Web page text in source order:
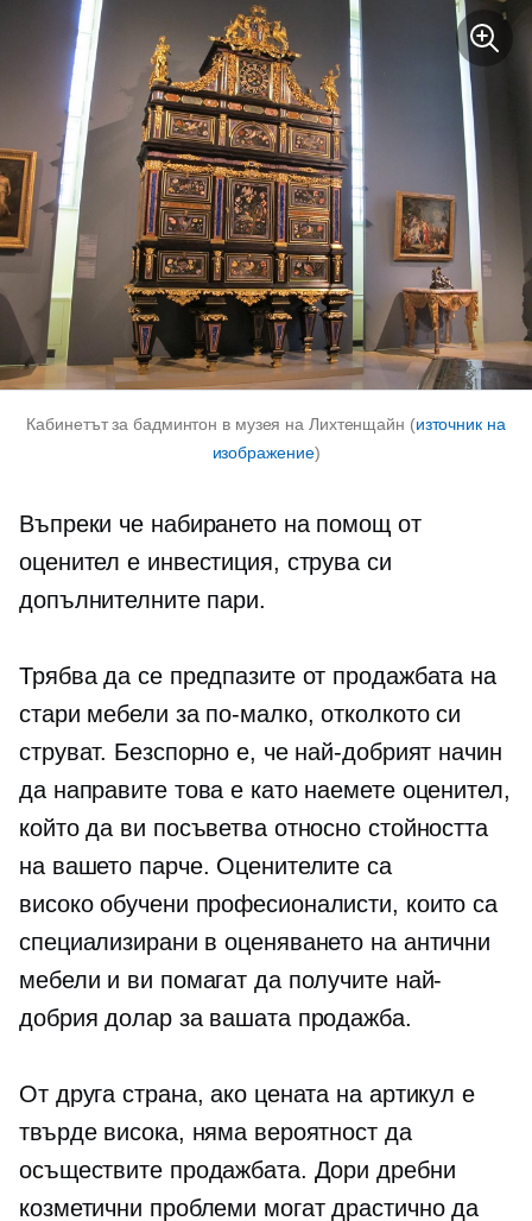
Кабинетът за бадминтон в музея на Лихтенщайн (източник на
изображение)
Въпреки че набирането на помощ от
оценител е инвестиция, струва си
допълнителните пари.
Трябва да се предпазите от продажбата на
стари мебели за по-малко, отколкото си
струват. Безспорно е, че най-добрият начин
да направите това е като наемете оценител,
който да ви посъветва относно стойността
на вашето парче. Оценителите са
високо обучени професионалисти, които са
специализирани в оценяването на антични
мебели и ви помагат да получите най-
добрия долар за вашата продажба.
От друга страна, ако цената на артикул е
твърде висока, няма вероятност да
осъществите продажбата. Дори дребни
козметични проблеми могат драстично да